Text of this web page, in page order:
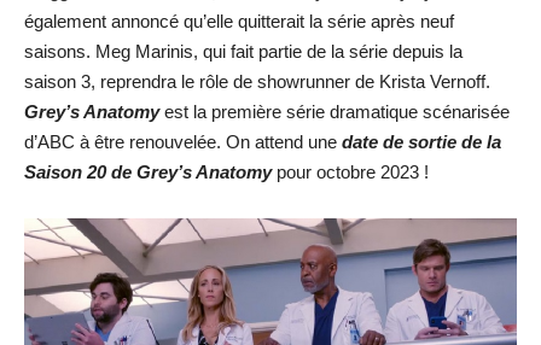
également annoncé qu’elle quitterait la série après neuf
saisons. Meg Marinis, qui fait partie de la série depuis la
saison 3, reprendra le rôle de showrunner de Krista Vernoff.
Grey’s Anatomyest la première série dramatique scénarisée
d’ABC à être renouvelée. On attend une date de sortie de la
Saison 20 de Grey’s Anatomypour octobre 2023 !